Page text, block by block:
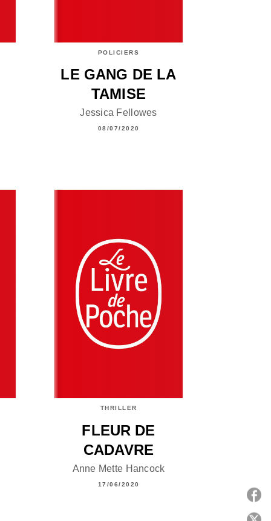
POLICIERS
LE GANG DE LA
TAMISE
Jessica Fellowes
08/07/2020
THRILLER
FLEUR DE
CADAVRE
Anne Mette Hancock
17/06/2020